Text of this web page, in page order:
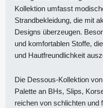
Kollektion umfasst
Strandbekleidung, die mit
Designs überzeugen.
und komfortablen Stoffe,
und Hautfreundlichkeit
Die Dessous-Kollektion
Palette an BHs, Slips,
reichen von schlichten und